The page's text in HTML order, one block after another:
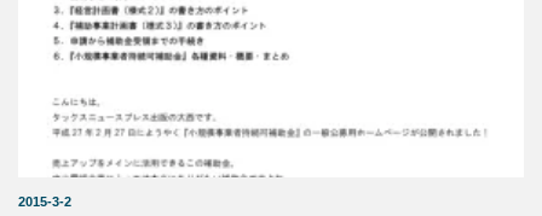
2015-3-2